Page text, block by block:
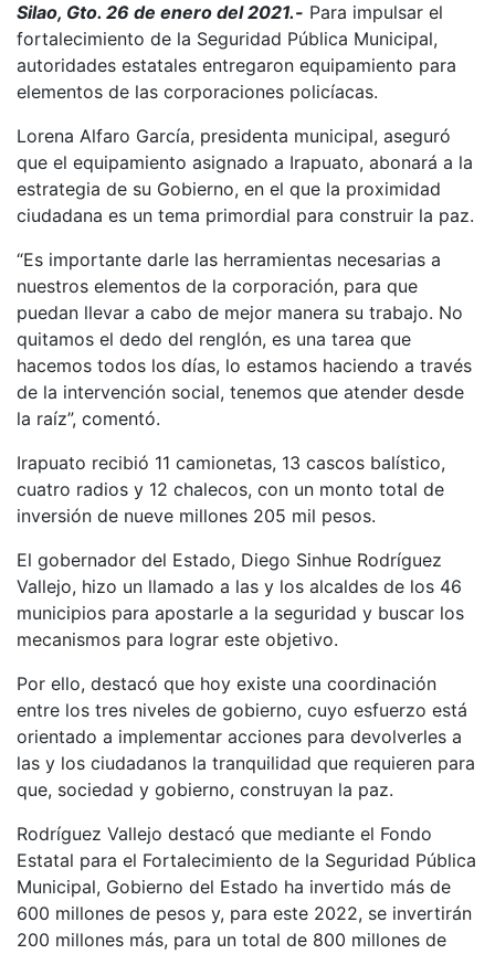
Silao, Gto. 26 de enero del 2021.- Para impulsar el
fortalecimiento de la Seguridad Pública Municipal,
autoridades estatales entregaron equipamiento para
elementos de las corporaciones policíacas.
Lorena Alfaro García, presidenta municipal, aseguró
que el equipamiento asignado a Irapuato, abonará a la
estrategia de su Gobierno, en el que la proximidad
ciudadana es un tema primordial para construir la paz.
“Es importante darle las herramientas necesarias a
nuestros elementos de la corporación, para que
puedan llevar a cabo de mejor manera su trabajo. No
quitamos el dedo del renglón, es una tarea que
hacemos todos los días, lo estamos haciendo a través
de la intervención social, tenemos que atender desde
la raíz”, comentó.
Irapuato recibió 11 camionetas, 13 cascos balístico,
cuatro radios y 12 chalecos, con un monto total de
inversión de nueve millones 205 mil pesos.
El gobernador del Estado, Diego Sinhue Rodríguez
Vallejo, hizo un llamado a las y los alcaldes de los 46
municipios para apostarle a la seguridad y buscar los
mecanismos para lograr este objetivo.
Por ello, destacó que hoy existe una coordinación
entre los tres niveles de gobierno, cuyo esfuerzo está
orientado a implementar acciones para devolverles a
las y los ciudadanos la tranquilidad que requieren para
que, sociedad y gobierno, construyan la paz.
Rodríguez Vallejo destacó que mediante el Fondo
Estatal para el Fortalecimiento de la Seguridad Pública
Municipal, Gobierno del Estado ha invertido más de
600 millones de pesos y, para este 2022, se invertirán
200 millones más, para un total de 800 millones de